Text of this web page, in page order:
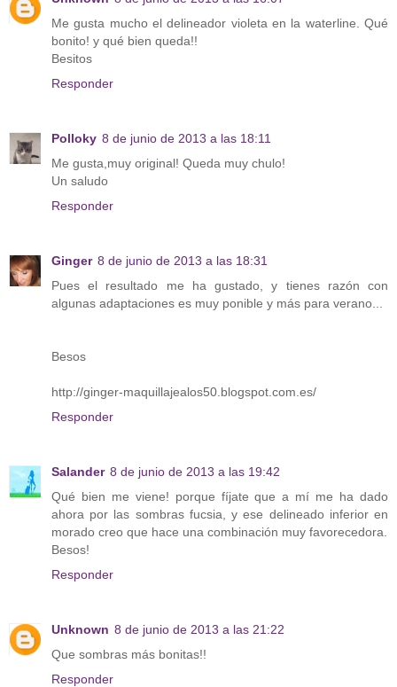
Me gusta mucho el delineador violeta en la waterline. Qué
bonito! y qué bien queda!!
Besitos
Responder
Polloky 8 de junio de 2013 a las 18:11
Me gusta,muy original! Queda muy chulo!
Un saludo
Responder
Ginger 8 de junio de 2013 a las 18:31
Pues el resultado me ha gustado, y tienes razón con
algunas adaptaciones es muy ponible y más para verano...
Besos
http://ginger-maquillajealos50.blogspot.com.es/
Responder
Salander 8 de junio de 2013 a las 19:42
Qué bien me viene! porque fíjate que a mí me ha dado
ahora por las sombras fucsia, y ese delineado inferior en
morado creo que hace una combinación muy favorecedora.
Besos!
Responder
Unknown 8 de junio de 2013 a las 21:22
Que sombras más bonitas!!
Responder